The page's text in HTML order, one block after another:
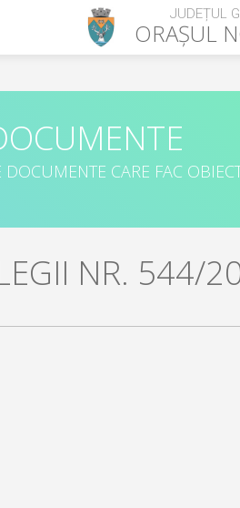
JUDEȚUL
ORAȘUL
DOCUMENTE CARE FAC
NR. 544/